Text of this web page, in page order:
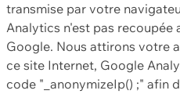
transmise par votre
Analytics n'est pas recoupée
Google. Nous attirons votre
ce site Internet, Google
code "_anonymizeIp() ;" afin